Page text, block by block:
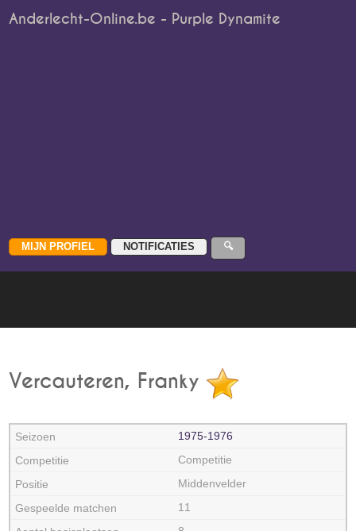
Anderlecht-Online.be - Purple Dynamite
Vercauteren, Franky
1975‑1976
Competitie
Middenvelder
11